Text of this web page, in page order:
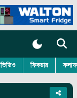
ভিডিও ফিকচার